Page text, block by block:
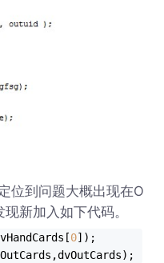
位到问题大概出现在O
新加入如下代码。
0]) ;